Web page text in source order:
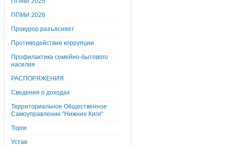
ППМИ 2026
Прокурор разъясняет
Противодействие коррупции
Профилактика семейно-бытового
насилия
РАСПОРЯЖЕНИЯ
Сведения о доходах
Территориальное Общественное
Самоуправление "Нижние Киги"
Торги
Устав